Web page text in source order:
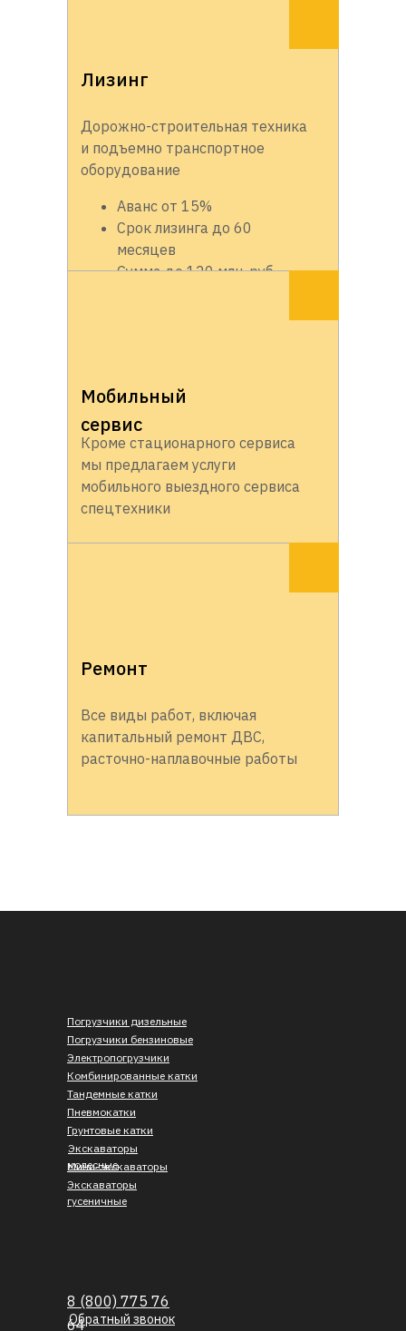
Лизинг
Дорожно-строительная техника
и подъемно транспортное
оборудование
Аванс от 15%
Срок лизинга до 60
месяцев
Сумма до 120 млн. руб.
Мобильный
сервис
Кроме стационарного сервиса
мы предлагаем услуги
мобильного выездного сервиса
спецтехники
Ремонт
Все виды работ, включая
капитальный ремонт ДВС,
расточно-наплавочные работы
Погрузчики дизельные
Погрузчики бензиновые
Электропогрузчики
Экскаваторы
колесные
Обратный звонок
Экскаваторы
гусеничные
Мини-экскаваторы
Комбинированные катки
Грунтовые катки
Тандемные катки
Пневмокатки
8 (800) 775 76
64